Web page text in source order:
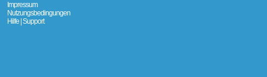
Impressum
Nutzungsbedingungen
Hilfe | Support